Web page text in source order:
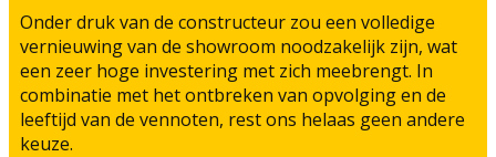
Onder druk van de constructeur zou een volledige
vernieuwing van de showroom noodzakelijk zijn, wat
een zeer hoge investering met zich meebrengt. In
combinatie met het ontbreken van opvolging en de
leeftijd van de vennoten, rest ons helaas geen andere
keuze.